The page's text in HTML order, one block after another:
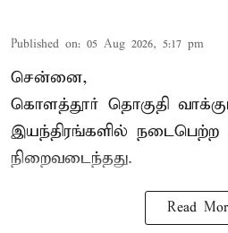
Published on: 05 Aug 2026, 5:17 pm
சென்னை,
கொளத்தூர் தொகுதி
இயந்திரங்களில்
நிறைவடைந்தது.
Read